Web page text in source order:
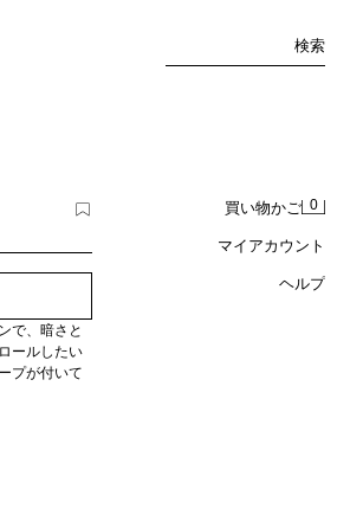
検索
買い物かご 0
マイアカウント
ヘルプ
で、暗さと
ールしたい
プが付いて